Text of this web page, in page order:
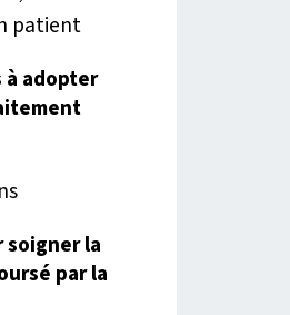
à adopter
soigner la
par la